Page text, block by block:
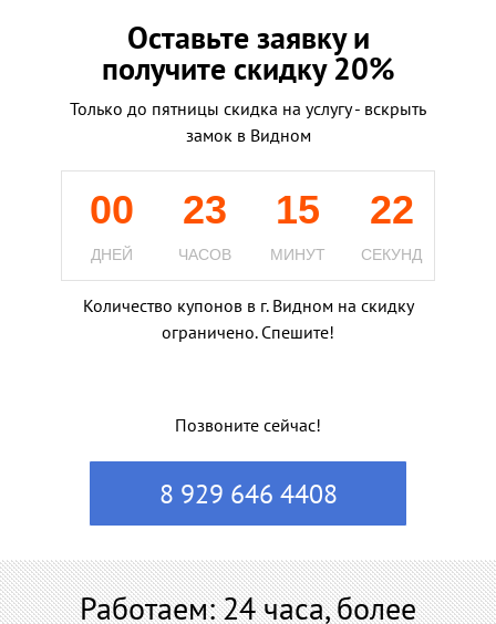
Оставьте заявку и
получите скидку 20%
Только до пятницы скидка на услугу - вскрыть
замок в Видном
00 23 15 21
ДНЕЙ ЧАСОВ МИНУТ СЕКУНД
Количество купонов в г. Видном на скидку
ограничено. Спешите!
Позвоните сейчас!
8 929 646 4408
Работаем: 24 часа, более